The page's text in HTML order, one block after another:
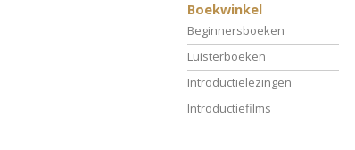
Boekwinkel
Beginnersboeken
Luisterboeken
Introductielezingen
Introductiefilms